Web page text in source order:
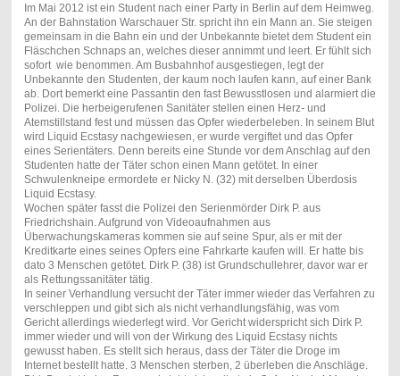
Im Mai 2012 ist ein Student nach einer Party in Berlin auf dem Heimweg.
An der Bahnstation Warschauer Str. spricht ihn ein Mann an. Sie steigen
gemeinsam in die Bahn ein und der Unbekannte bietet dem Student ein
Fläschchen Schnaps an, welches dieser annimmt und leert. Er fühlt sich
sofort wie benommen. Am Busbahnhof ausgestiegen, legt der
Unbekannte den Studenten, der kaum noch laufen kann, auf einer Bank
ab. Dort bemerkt eine Passantin den fast Bewusstlosen und alarmiert die
Polizei. Die herbeigerufenen Sanitäter stellen einen Herz- und
Atemstillstand fest und müssen das Opfer wiederbeleben. In seinem Blut
wird Liquid Ecstasy nachgewiesen, er wurde vergiftet und das Opfer
eines Serientäters. Denn bereits eine Stunde vor dem Anschlag auf den
Studenten hatte der Täter schon einen Mann getötet. In einer
Schwulenkneipe ermordete er Nicky N. (32) mit derselben Überdosis
Liquid Ecstasy.
Wochen später fasst die Polizei den Serienmörder Dirk P. aus
Friedrichshain. Aufgrund von Videoaufnahmen aus
Überwachungskameras kommen sie auf seine Spur, als er mit der
Kreditkarte eines seines Opfers eine Fahrkarte kaufen will. Er hatte bis
dato 3 Menschen getötet. Dirk P. (38) ist Grundschullehrer, davor war er
als Rettungssanitäter tätig.
In seiner Verhandlung versucht der Täter immer wieder das Verfahren zu
verschleppen und gibt sich als nicht verhandlungsfähig, was vom
Gericht allerdings wiederlegt wird. Vor Gericht widerspricht sich Dirk P.
immer wieder und will von der Wirkung des Liquid Ecstasy nichts
gewusst haben. Es stellt sich heraus, dass der Täter die Droge im
Internet bestellt hatte. 3 Menschen sterben, 2 überleben die Anschläge.